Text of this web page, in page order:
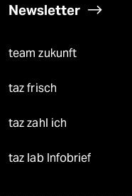
Newsletter
team zukunft
taz frisch
taz zahl ich
taz lab Infobrief